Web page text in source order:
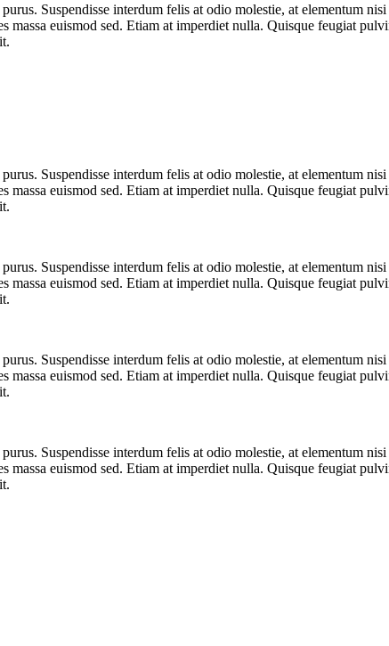
Suspendisse interdum felis at odio molestie, at elementum
euismod sed. Etiam at imperdiet nulla. Quisque feugiat
Suspendisse interdum felis at odio molestie, at elementum
euismod sed. Etiam at imperdiet nulla. Quisque feugiat
Suspendisse interdum felis at odio molestie, at elementum
euismod sed. Etiam at imperdiet nulla. Quisque feugiat
Suspendisse interdum felis at odio molestie, at elementum
euismod sed. Etiam at imperdiet nulla. Quisque feugiat
Suspendisse interdum felis at odio molestie, at elementum
euismod sed. Etiam at imperdiet nulla. Quisque feugiat